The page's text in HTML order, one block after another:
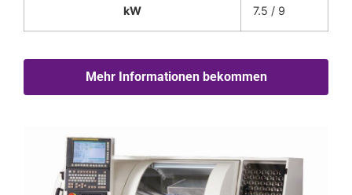
kW 7.5 / 9
Mehr Informationen bekommen